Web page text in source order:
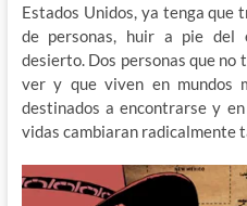
Estados Unidos, ya tenga que
de personas, huir a pie
desierto. Dos personas que no
ver y que viven en mundos
destinados a encontrarse y
vidas cambiaran radicalmente